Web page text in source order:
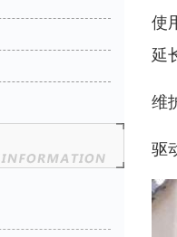
使
延
维
驱